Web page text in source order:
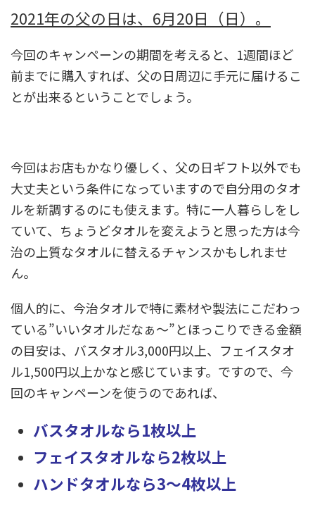
2021年の父の日は、6月20日（日）。
今回のキャンペーンの期間を考えると、1週間ほど
前までに購入すれば、父の日周辺に手元に届けるこ
とが出来るということでしょう。
今回はお店もかなり優しく、父の日ギフト以外でも
大丈夫という条件になっていますので自分用のタオ
ルを新調するのにも使えます。特に一人暮らしをし
ていて、ちょうどタオルを変えようと思った方は今
治の上質なタオルに替えるチャンスかもしれませ
ん。
個人的に、今治タオルで特に素材や製法にこだわっ
ている”いいタオルだなぁ～”とほっこりできる金額
の目安は、バスタオル3,000円以上、フェイスタオ
ル1,500円以上かなと感じています。ですので、今
回のキャンペーンを使うのであれば、
バスタオルなら1枚以上
フェイスタオルなら2枚以上
ハンドタオルなら3～4枚以上